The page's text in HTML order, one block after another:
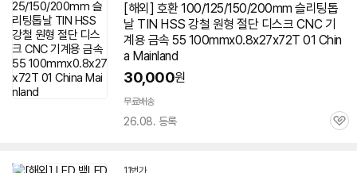
[해외] 호환 100/125/150/200mm 슬리팅톱
날 TIN HSS 강철 원형 절단 디스크 CNC 기
계용 금속 55 100mmx0.8x27x72T 01 Chin
a Mainland
30,000원
무료배송
26.08. 등록
관
11번가